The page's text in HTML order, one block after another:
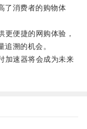
了消费者的购物体
便捷的网购体验，
溯的机会。
速器将会成为未来